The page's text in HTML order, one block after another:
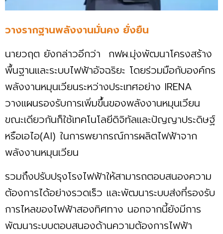
วางรากฐานพลังงานมั่นคง ยั่งยืน
นายวฤต ยังกล่าวอีกว่า กฟผ.มุ่งพัฒนาโครงสร้าง
พื้นฐานและระบบไฟฟ้าอัจฉริยะ โดยร่วมมือกับองค์กร
พลังงานหมุนเวียนระหว่างประเทศอย่าง IRENA
วางแผนรองรับการเพิ่มขึ้นของพลังงานหมุนเวียน
ขณะเดียวกันก็ใช้เทคโนโลยีดิจิทัลและปัญญาประดิษฐ์
หรือเอไอ(AI) ในการพยากรณ์การผลิตไฟฟ้าจาก
พลังงานหมุนเวียน
รวมถึงปรับปรุงโรงไฟฟ้าให้สามารถตอบสนองความ
ต้องการได้อย่างรวดเร็ว และพัฒนาระบบส่งที่รองรับ
การไหลของไฟฟ้าสองทิศทาง นอกจากนี้ยังมีการ
พัฒนาระบบตอบสนองด้านความต้องการไฟฟ้า